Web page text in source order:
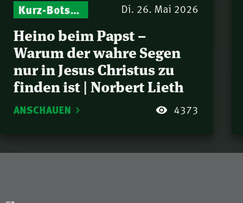
38.
39.
Bis
Kurz-Botschaften – Biblische Impulse mit Zukunft im Blick Di. 26. Mai 2026
Heino beim Papst –
Warum der wahre Segen
nur in Jesus Christus zu
finden ist | Norbert Lieth
ANSCHAUEN 4373